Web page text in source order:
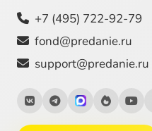
+7 (495) 722-92-79
fond@predanie.ru
support@predanie.ru